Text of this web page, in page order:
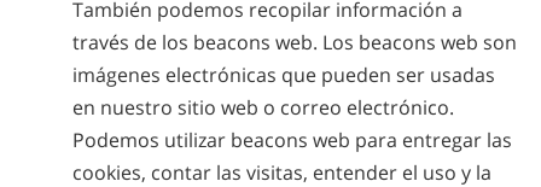
También podemos recopilar información a
través de los beacons web. Los beacons web son
imágenes electrónicas que pueden ser usadas
en nuestro sitio web o correo electrónico.
Podemos utilizar beacons web para entregar las
cookies, contar las visitas, entender el uso y la